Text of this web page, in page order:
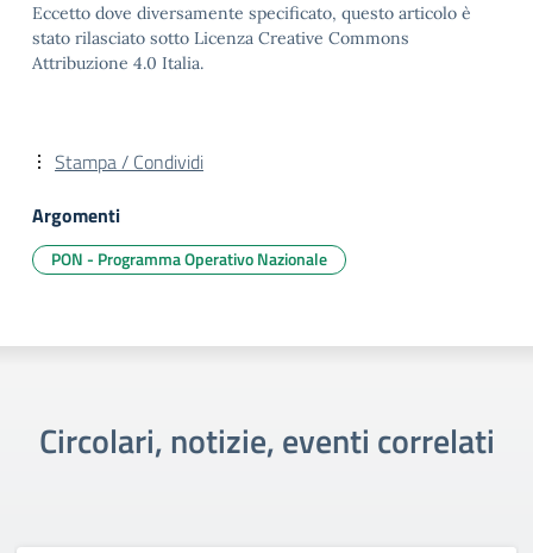
Eccetto dove diversamente specificato, questo articolo è
stato rilasciato sotto Licenza Creative Commons
Attribuzione 4.0 Italia.
Stampa / Condividi
Argomenti
PON - Programma Operativo Nazionale
Circolari, notizie, eventi correlati